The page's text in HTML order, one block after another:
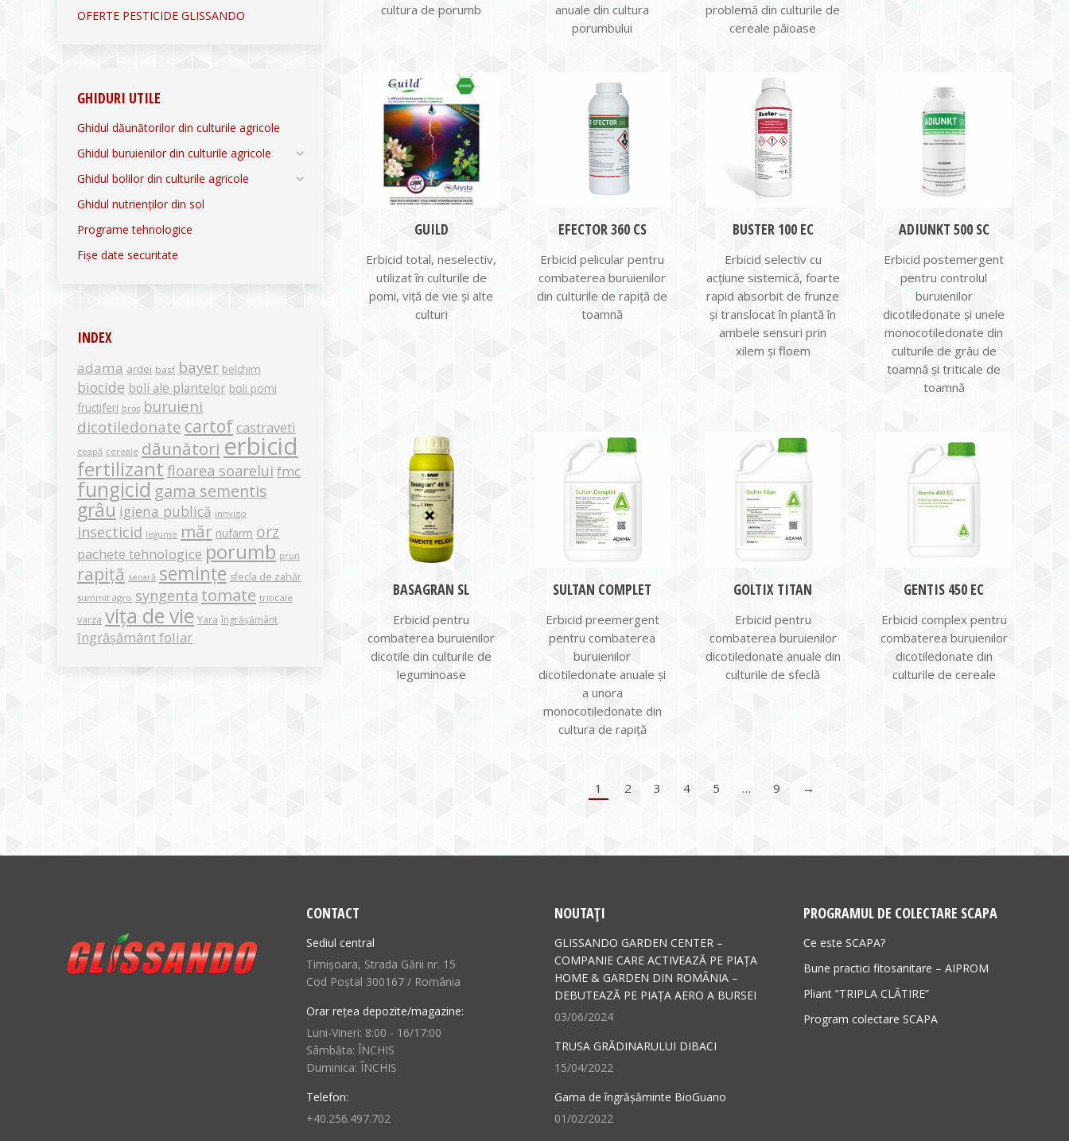
cultura de porumb
anuale din cultura
porumbului
problemă din culturile de
cereale păioase
GUILD
Erbicid total, neselectiv,
utilizat în culturile de
pomi, viță de vie și alte
culturi
EFECTOR 360 CS
Erbicid pelicular pentru
combaterea buruienilor
din culturile de rapiță de
toamnă
BUSTER 100 EC
Erbicid selectiv cu
acţiune sistemică, foarte
rapid absorbit de frunze
şi translocat în plantă în
ambele sensuri prin
xilem şi floem
ADIUNKT 500 SC
Erbicid postemergent
pentru controlul
buruienilor
dicotiledonate și unele
monocotiledonate din
culturile de grâu de
toamnă și triticale de
toamnă
BASAGRAN SL
Erbicid pentru
combaterea buruienilor
dicotile din culturile de
leguminoase
SULTAN COMPLET
Erbicid preemergent
pentru combaterea
buruienilor
dicotiledonate anuale și
a unora
monocotiledonate din
cultura de rapiță
GOLTIX TITAN
Erbicid pentru
combaterea buruienilor
dicotiledonate anuale din
culturile de sfeclă
GENTIS 450 EC
Erbicid complex pentru
combaterea buruienilor
dicotiledonate din
culturile de cereale
1 2 3 4 5 … 9 →
OFERTE PESTICIDE GLISSANDO
GHIDURI UTILE
Ghidul dăunătorilor din culturile agricole
Ghidul buruienilor din culturile agricole
Ghidul bolilor din culturile agricole
Ghidul nutrienților din sol
Programe tehnologice
Fișe date securitate
INDEX
adama ardei basf bayer belchim
biocide boli ale plantelor boli pomi
fructiferi bros buruieni
dicotiledonate cartof castraveti
ceapă cereale dăunători erbicid
fertilizant floarea soarelui fmc
fungicid gama sementis
grâu igiena publică innvigo
insecticid legume măr nufarm orz
pachete tehnologice porumb prun
rapiță secară semințe sfecla de zahăr
summit agro syngenta tomate triticale
varza vița de vie Yara îngrășământ
îngrășământ foliar
CONTACT
Sediul central
Timișoara, Strada Gării nr. 15
Cod Poștal 300167 / România
Orar rețea depozite/magazine:
Luni-Vineri: 8:00 - 16/17:00
Sâmbăta: ÎNCHIS
Duminica: ÎNCHIS
Telefon:
+40.256.497.702
NOUTAȚI
GLISSANDO GARDEN CENTER –
COMPANIE CARE ACTIVEAZĂ PE PIAȚA
HOME & GARDEN DIN ROMÂNIA –
DEBUTEAZĂ PE PIAȚA AERO A BURSEI
03/06/2024
TRUSA GRĂDINARULUI DIBACI
15/04/2022
Gama de îngrășăminte BioGuano
01/02/2022
PROGRAMUL DE COLECTARE SCAPA
Ce este SCAPA?
Bune practici fitosanitare – AIPROM
Pliant ”TRIPLA CLĂTIRE”
Program colectare SCAPA